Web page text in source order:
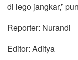
di lego jangkar,”
Reporter: Nurandi
Editor: Aditya